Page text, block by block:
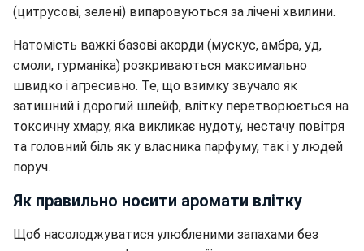
(цитрусові, зелені) випаровуються за лічені хвилини.
Натомість важкі базові акорди (мускус, амбра, уд,
смоли, гурманіка) розкриваються максимально
швидко і агресивно. Те, що взимку звучало як
затишний і дорогий шлейф, влітку перетворюється на
токсичну хмару, яка викликає нудоту, нестачу повітря
та головний біль як у власника парфуму, так і у людей
поруч.
Як правильно носити аромати влітку
Щоб насолоджуватися улюбленими запахами без